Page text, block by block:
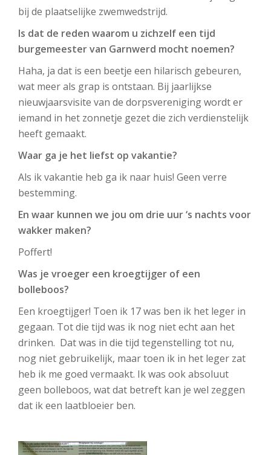
bij de plaatselijke zwemwedstrijd.
Is dat de reden waarom u zichzelf een tijd
burgemeester van Garnwerd mocht noemen?
Haha, ja dat is een beetje een hilarisch gebeuren,
wat meer als grap is ontstaan. Bij jaarlijkse
nieuwjaarsvisite van de dorpsvereniging wordt er
iemand in het zonnetje gezet die zich verdienstelijk
heeft gemaakt.
Waar ga je het liefst op vakantie?
Als ik vakantie heb ga ik naar huis! Geen verre
bestemming.
En waar kunnen we jou om drie uur ‘s nachts voor
wakker maken?
Poffert!
Was je vroeger een kroegtijger of een
bolleboos?
Een kroegtijger! Toen ik 17 was ben ik het leger in
gegaan. Tot die tijd was ik nog niet echt aan het
drinken. Dat was in die tijd tegenstelling tot nu,
nog niet gebruikelijk, maar toen ik in het leger zat
heb ik me goed vermaakt. Ik was ook absoluut
geen bolleboos, wat dat betreft kan je wel zeggen
dat ik een laatbloeier ben.